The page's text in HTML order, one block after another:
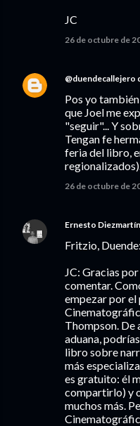
JC
26 de octubre de
@duendecallejero
Pos yo
que Joel me
"seguir"... Y
Tengan fe
feria del libro,
26 de octubre de
Ernesto
Fritzio,
JC: Gracias
comentar.
empezar por
Thompson. De
aduana,
libro sobre
más
es gratuito: él
compartirlo) y
muchos más.